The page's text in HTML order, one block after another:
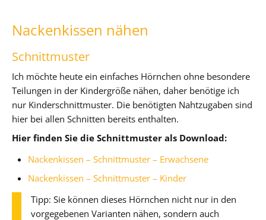
Nackenkissen nähen
Schnittmuster
Ich möchte heute ein einfaches Hörnchen ohne besondere
Teilungen in der Kindergröße nähen, daher benötige ich
nur Kinderschnittmuster. Die benötigten Nahtzugaben sind
hier bei allen Schnitten bereits enthalten.
Hier finden Sie die Schnittmuster als Download:
Nackenkissen – Schnittmuster – Erwachsene
Nackenkissen – Schnittmuster – Kinder
Tipp: Sie können dieses Hörnchen nicht nur in den
vorgegebenen Varianten nähen, sondern auch